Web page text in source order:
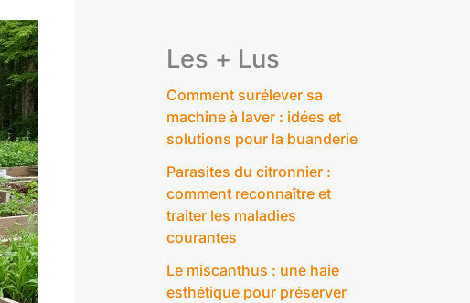
Les + Lus
Comment surélever sa
machine à laver : idées et
solutions pour la buanderie
Parasites du citronnier :
comment reconnaître et
traiter les maladies
courantes
Le miscanthus : une haie
esthétique pour préserver